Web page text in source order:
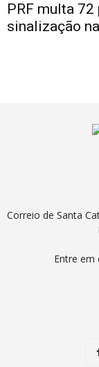
PRF multa 72
sinalização
Correio de Santa
Entre em